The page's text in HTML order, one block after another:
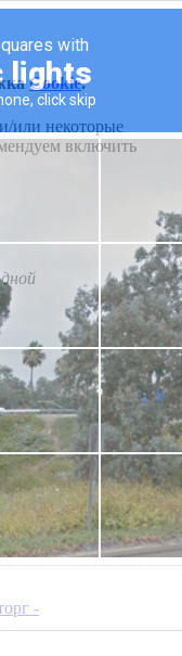
Cookie.
или некоторые
включить
-